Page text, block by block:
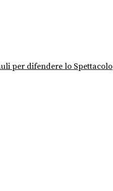
per difendere lo Spettacolo